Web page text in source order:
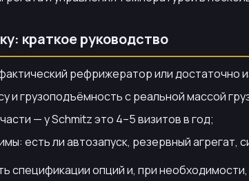
краткое руководство
рефрижератор или достаточно
и грузоподъёмность с реальной массой
— у Schmitz это 4–5 визитов в год;
есть ли автозапуск, резервный агрегат,
спецификации опций и, при